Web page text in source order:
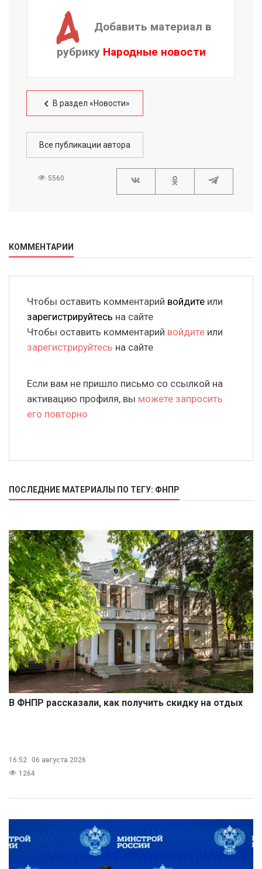
Добавить материал в
рубрику Народные новости
В раздел «Новости»
Все публикации автора
5560
КОММЕНТАРИИ
Чтобы оставить комментарий войдите или
зарегистрируйтесь на сайте
Чтобы оставить комментарий войдите или
зарегистрируйтесь на сайте
Если вам не пришло письмо со ссылкой на
активацию профиля, вы можете запросить
его повторно
ПОСЛЕДНИЕ МАТЕРИАЛЫ ПО ТЕГУ: ФНПР
В ФНПР рассказали, как получить скидку на отдых
16:52 06 августа 2026
1264